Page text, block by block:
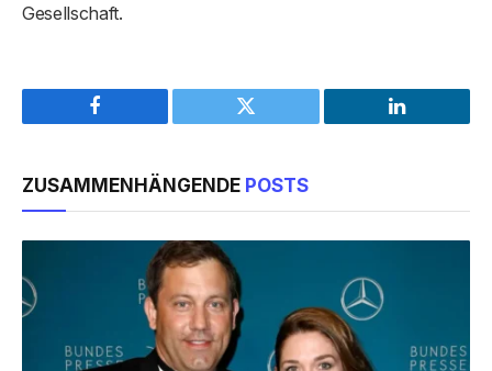
Gesellschaft.
Facebook Twitter LinkedIn
ZUSAMMENHÄNGENDE POSTS